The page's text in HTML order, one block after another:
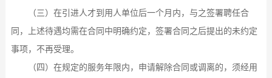
（三）在引进人才到用人单位后一个月内，与之签署聘任合
同，上述待遇均需在合同中明确约定，签署合同之后提出的未约定
事项，不再受理。
（四）在规定的服务年限内，申请解除合同或调离的，须经用